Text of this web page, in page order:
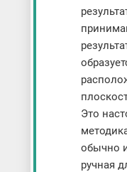
Это
обычно
ручная